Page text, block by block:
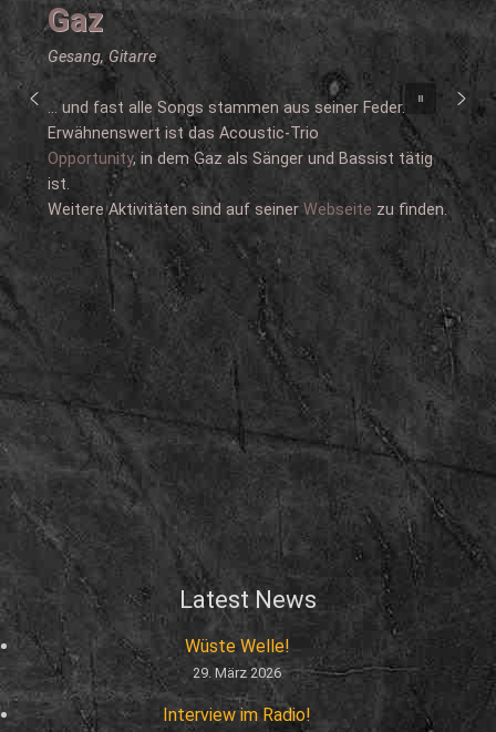
Gaz
Gesang, Gitarre
... und fast alle Songs stammen aus seiner Feder.
Erwähnenswert ist das Acoustic-Trio
Opportunity, in dem Gaz als Sänger und Bassist tätig
ist.
Weitere Aktivitäten sind auf seinerWebseite zu finden.
Latest News
Wüste Welle!
29. März 2026
Interview im Radio!